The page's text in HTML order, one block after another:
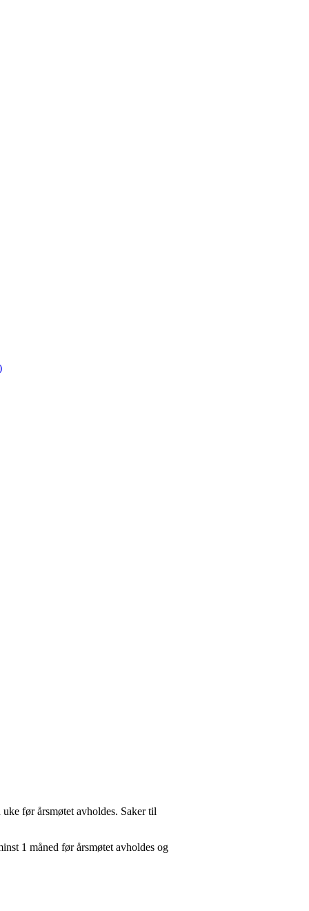
før årsmøtet avholdes. Saker til
1 måned før årsmøtet avholdes og